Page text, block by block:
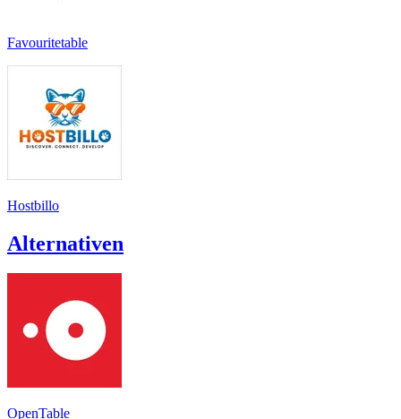
Favouritetable
Hostbillo
Alternativen
OpenTable